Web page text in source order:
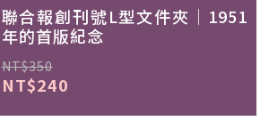
聯合報創刊號L型文件夾｜1951
年的首版紀念
NT$350
NT$240